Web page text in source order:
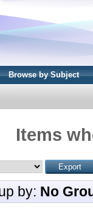
Browse by Subject
Items
by: No